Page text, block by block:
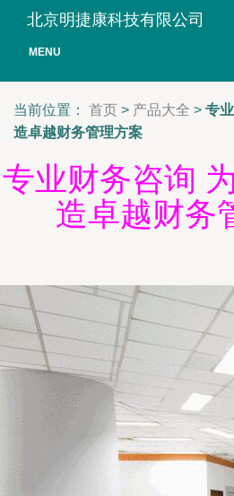
北京明捷康科技有限公司
MENU
当前位置： 首页 > 产品大全 > 专
造卓越财务管理方案
专业财务咨询
造卓越财务